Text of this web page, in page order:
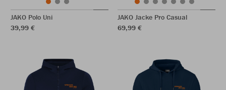
JAKO Polo Uni
39,99 €
JAKO Jacke Pro Casual
69,99 €